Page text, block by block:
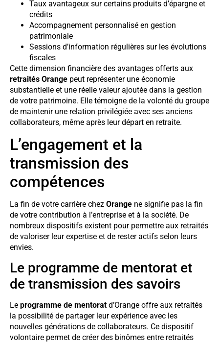
Taux avantageux sur certains produits d’épargne et
crédits
Accompagnement personnalisé en gestion
patrimoniale
Sessions d’information régulières sur les évolutions
fiscales
Cette dimension financière des avantages offerts aux
retraités Orange peut représenter une économie
substantielle et une réelle valeur ajoutée dans la gestion
de votre patrimoine. Elle témoigne de la volonté du groupe
de maintenir une relation privilégiée avec ses anciens
collaborateurs, même après leur départ en retraite.
L’engagement et la
transmission des
compétences
La fin de votre carrière chez Orange ne signifie pas la fin
de votre contribution à l’entreprise et à la société. De
nombreux dispositifs existent pour permettre aux retraités
de valoriser leur expertise et de rester actifs selon leurs
envies.
Le programme de mentorat et
de transmission des savoirs
Le programme de mentorat d’Orange offre aux retraités
la possibilité de partager leur expérience avec les
nouvelles générations de collaborateurs. Ce dispositif
volontaire permet de créer des binômes entre retraités